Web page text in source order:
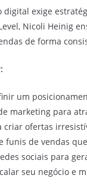
exige
Nicoli Heinig
de forma
um
marketing para
criar ofertas
funis de vendas
sociais para
seu negócio e